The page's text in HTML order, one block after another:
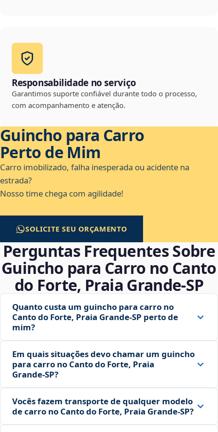
Responsabilidade no serviço
Garantimos suporte confiável durante todo o processo,
com acompanhamento e atenção.
Guincho para Carro
Perto de Mim
Carro imobilizado, falha inesperada ou acidente na
estrada?
Nosso time chega com agilidade!
SOLICITE SEU ORÇAMENTO
Perguntas Frequentes Sobre
Guincho para Carro no Canto
do Forte, Praia Grande‑SP
Quanto custa um guincho para carro no
Canto do Forte, Praia Grande‑SP perto de
mim?
Em quais situações devo chamar um guincho
para carro no Canto do Forte, Praia
Grande‑SP?
Vocês fazem transporte de qualquer modelo
de carro no Canto do Forte, Praia Grande‑SP?